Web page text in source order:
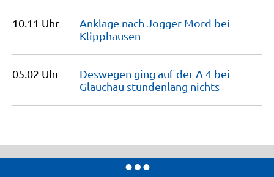
10.11 Uhr
Anklage nach Jogger-Mord bei
Klipphausen
05.02 Uhr
Deswegen ging auf der A 4 bei
Glauchau stundenlang nichts